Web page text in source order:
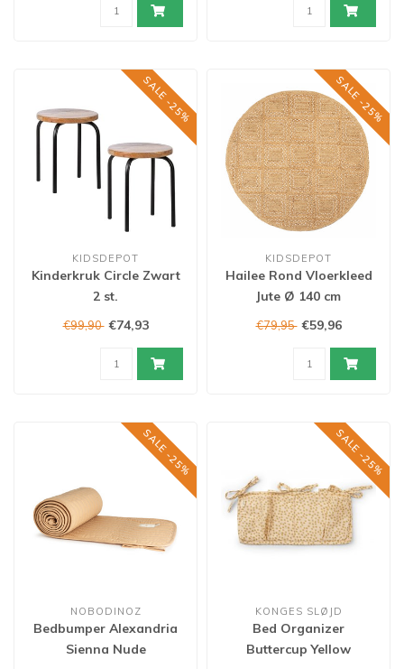
SALE -25%
KIDSDEPOT
Kinderkruk Circle Zwart
2 st.
€99,90 €74,93
SALE -25%
KIDSDEPOT
Hailee Rond Vloerkleed
Jute Ø 140 cm
€79,95 €59,96
SALE -25%
NOBODINOZ
Bedbumper Alexandria
Sienna Nude
SALE -25%
KONGES SLØJD
Bed Organizer
Buttercup Yellow